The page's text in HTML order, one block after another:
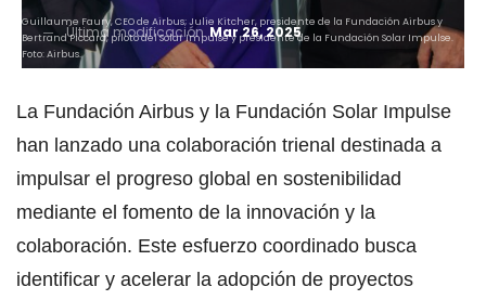
Última modificaciónMar 26, 2025
Guillaume Faury, CEO de Airbus; Julie Kitcher, presidente de la Fundación Airbus y
Bertrand Piccard, piloto del Solar Impulse y presidente de la Fundación Solar Impulse.
Foto: Airbus.
La Fundación Airbus y la Fundación Solar Impulse
han lanzado una colaboración trienal destinada a
impulsar el progreso global en sostenibilidad
mediante el fomento de la innovación y la
colaboración. Este esfuerzo coordinado busca
identificar y acelerar la adopción de proyectos